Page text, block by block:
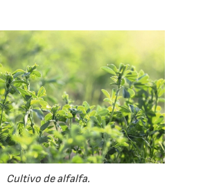
Cultivo de alfalfa.